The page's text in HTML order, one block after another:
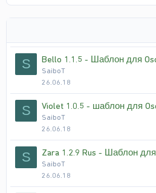
S Bello 1.1.5 - Шаблон для
SaiboT
26.06.18
S Violet 1.0.5 - шаблон для
SaiboT
26.06.18
S Zara 1.2.9 Rus - Шаблон для
SaiboT
26.06.18